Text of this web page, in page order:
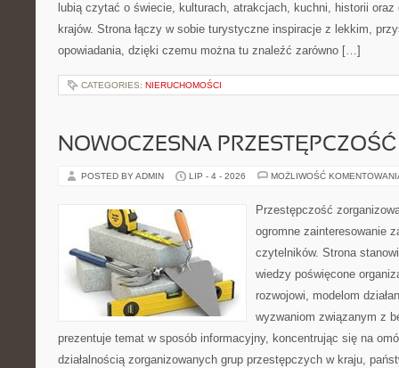
lubią czytać o świecie, kulturach, atrakcjach, kuchni, historii
krajów. Strona łączy w sobie turystyczne inspiracje z lekkim,
opowiadania, dzięki czemu można tu znaleźć zarówno […]
CATEGORIES: NIERUCHOMOŚCI
NOWOCZESNA PRZESTĘPCZOŚĆ
POSTED BY ADMIN LIP - 4 - 2026 MOŻLIWOŚĆ
Przestępczość
ogromne zainteresowanie
czytelników. Strona
wiedzy poświęcone
rozwojowi, modelom
wyzwaniom związanym z
prezentuje temat w sposób informacyjny, koncentrując się na
działalnością zorganizowanych grup przestępczych w kraju,